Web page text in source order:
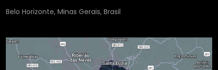
Belo Horizonte, Minas Gerais, Brasil